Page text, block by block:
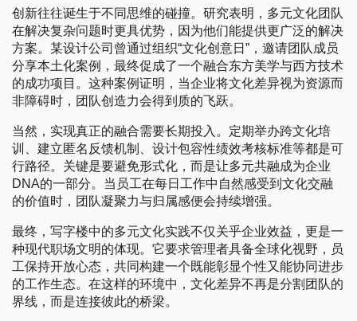
创新往往诞生于不同思维的碰撞。研究表明，多元文化团队
在解决复杂问题时更具优势，因为他们能提供更广泛的解决
方案。某设计公司曾通过组织“文化创意日”，邀请团队成员
分享本土化案例，最终促成了一个融合东方美学与西方技术
的成功项目。这种案例证明，当企业将文化差异视为资源而
非障碍时，团队创造力会得到质的飞跃。
当然，实现真正的融合需要长期投入。定期举办跨文化培
训、建立匿名反馈机制、设计包容性绩效考核标准等都是可
行路径。关键是要避免形式化，而是让多元共融成为企业
DNA的一部分。当员工在每日工作中自然感受到文化交融
的价值时，团队凝聚力与归属感便会持续增强。
最终，写字楼中的多元文化实践不仅关乎企业效益，更是一
种现代职场文明的体现。它要求管理者具备全球化视野，员
工保持开放心态，共同构建一个既能彰显个性又能协同进步
的工作生态。在这样的环境中，文化差异不再是分割团队的
界线，而是连接彼此的桥梁。